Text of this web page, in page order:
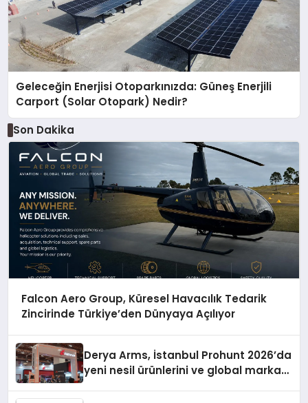
Geleceğin Enerjisi Otoparkınızda: Güneş Enerjili
Carport (Solar Otopark) Nedir?
Son Dakika
Falcon Aero Group, Küresel Havacılık Tedarik
Zincirinde Türkiye’den Dünyaya Açılıyor
Derya Arms, İstanbul Prohunt 2026’da
yeni nesil ürünlerini ve global marka